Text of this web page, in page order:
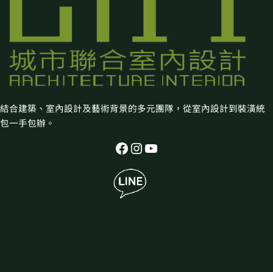
結合建築、室內設計及藝術背景的多元團隊，從室內設計到裝潢統
包一手包辦。